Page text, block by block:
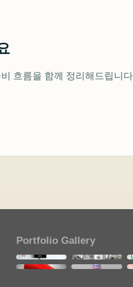
흐름을 함께 정리해드립니
Portfolio Gallery